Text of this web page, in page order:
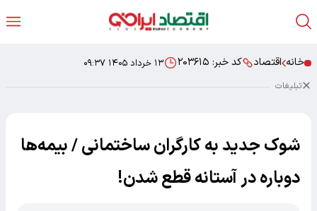
خانه اقتصاد کد خبر: ۲۰۳۶۱۵ ۱۳ خرداد ۱۴۰۵ ۰۹:۳۷
تبلیغات
شوک جدید به کارگران ساختمانی / بیمه‌ها
دوباره در آستانه قطع شدن!